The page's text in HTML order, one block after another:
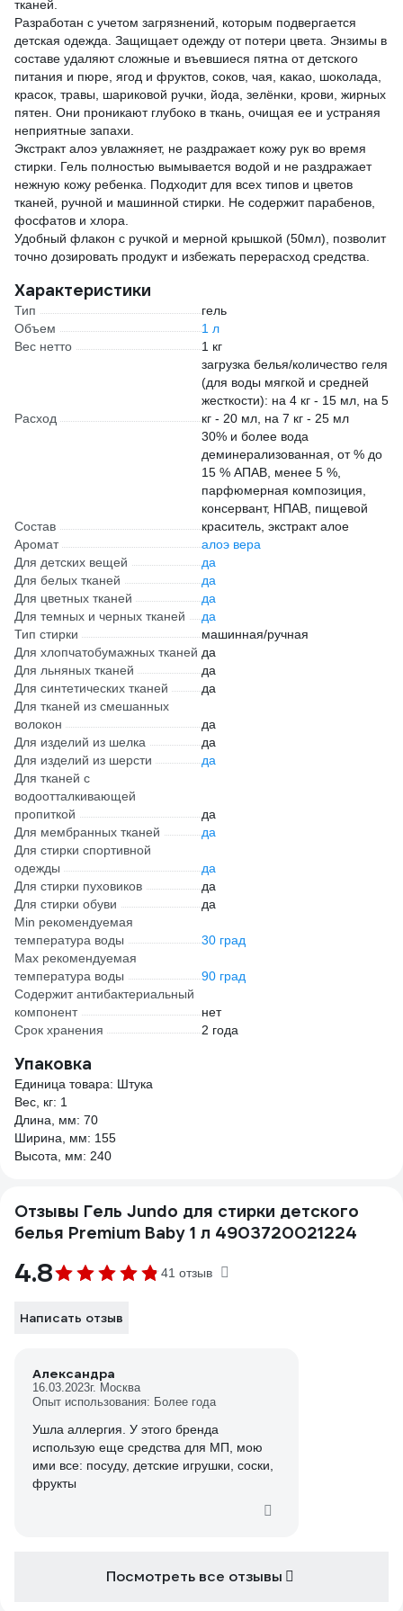
тканей.
Разработан с учетом загрязнений, которым подвергается
детская одежда. Защищает одежду от потери цвета. Энзимы в
составе удаляют сложные и въевшиеся пятна от детского
питания и пюре, ягод и фруктов, соков, чая, какао, шоколада,
красок, травы, шариковой ручки, йода, зелёнки, крови, жирных
пятен. Они проникают глубоко в ткань, очищая ее и устраняя
неприятные запахи.
Экстракт алоэ увлажняет, не раздражает кожу рук во время
стирки. Гель полностью вымывается водой и не раздражает
нежную кожу ребенка. Подходит для всех типов и цветов
тканей, ручной и машинной стирки. Не содержит парабенов,
фосфатов и хлора.
Удобный флакон с ручкой и мерной крышкой (50мл), позволит
точно дозировать продукт и избежать перерасход средства.
Характеристики
Тип
гель
Объем
1 л
Вес нетто
1 кг
Расход
загрузка белья/количество геля
(для воды мягкой и средней
жесткости): на 4 кг - 15 мл, на 5
кг - 20 мл, на 7 кг - 25 мл
Состав
30% и более вода
деминерализованная, от % до
15 % АПАВ, менее 5 %,
парфюмерная композиция,
консервант, НПАВ, пищевой
краситель, экстракт алое
Аромат
алоэ вера
Для детских вещей
да
Для белых тканей
да
Для цветных тканей
да
Для темных и черных тканей
да
Тип стирки
машинная/ручная
Для хлопчатобумажных тканей да
Для льняных тканей
да
Для синтетических тканей
да
Для тканей из смешанных
волокон
да
Для изделий из шелка
да
Для изделий из шерсти
да
Для тканей с
водоотталкивающей
пропиткой
да
Для мембранных тканей
да
Для стирки спортивной
одежды
да
Для стирки пуховиков
да
Для стирки обуви
да
Min рекомендуемая
температура воды
30 град
Мах рекомендуемая
температура воды
90 град
Содержит антибактериальный
компонент
нет
Срок хранения
2 года
Упаковка
Единица товара: Штука
Вес, кг: 1
Длина, мм: 70
Ширина, мм: 155
Высота, мм: 240
Отзывы Гель Jundo для стирки детского
белья Premium Baby 1 л 4903720021224
4.8 41 отзыв
Написать отзыв
Александра
16.03.2023г. Москва
Опыт использования: Более года
Ушла аллергия. У этого бренда
использую еще средства для МП, мою
ими все: посуду, детские игрушки, соски,
фрукты
Посмотреть все отзывы